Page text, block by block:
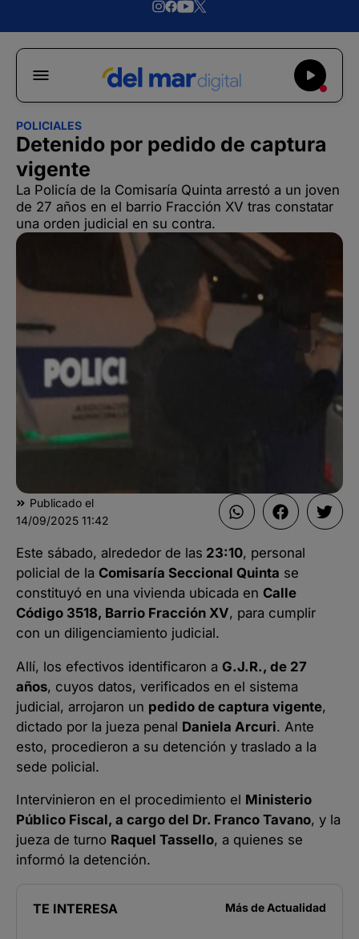
POLICIALES
Detenido por pedido de captura
vigente
La Policía de la Comisaría Quinta arrestó a un joven
de 27 años en el barrio Fracción XV tras constatar
una orden judicial en su contra.
Publicado el
14/09/2025 11:42
Este sábado, alrededor de las 23:10, personal
policial de la Comisaría Seccional Quinta se
constituyó en una vivienda ubicada en Calle
Código 3518, Barrio Fracción XV, para cumplir
con un diligenciamiento judicial.
Allí, los efectivos identificaron a G.J.R., de 27
años, cuyos datos, verificados en el sistema
judicial, arrojaron un pedido de captura vigente,
dictado por la jueza penal Daniela Arcuri. Ante
esto, procedieron a su detención y traslado a la
sede policial.
Intervinieron en el procedimiento el Ministerio
Público Fiscal, a cargo del Dr. Franco Tavano, y la
jueza de turno Raquel Tassello, a quienes se
informó la detención.
TE INTERESA Más de Actualidad